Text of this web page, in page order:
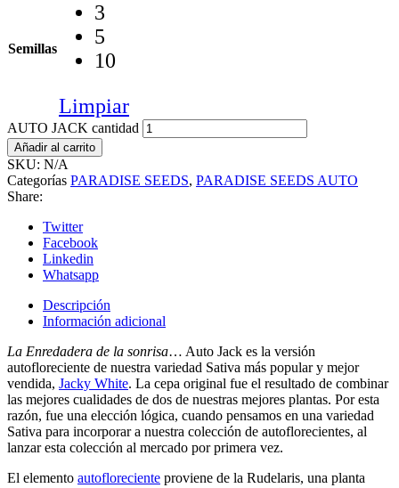
Semillas
3
5
10
Limpiar
AUTO JACK cantidad
Añadir al carrito
SKU: N/A
Categorías PARADISE SEEDS, PARADISE SEEDS AUTO
Share:
Twitter
Facebook
Linkedin
Whatsapp
Descripción
Información adicional
La Enredadera de la sonrisa… Auto Jack es la versión
autofloreciente de nuestra variedad Sativa más popular y mejor
vendida, Jacky White. La cepa original fue el resultado de combinar
las mejores cualidades de dos de nuestras mejores plantas. Por esta
razón, fue una elección lógica, cuando pensamos en una variedad
Sativa para incorporar a nuestra colección de autoflorecientes, al
lanzar esta colección al mercado por primera vez.
El elemento autofloreciente proviene de la Rudelaris, una planta